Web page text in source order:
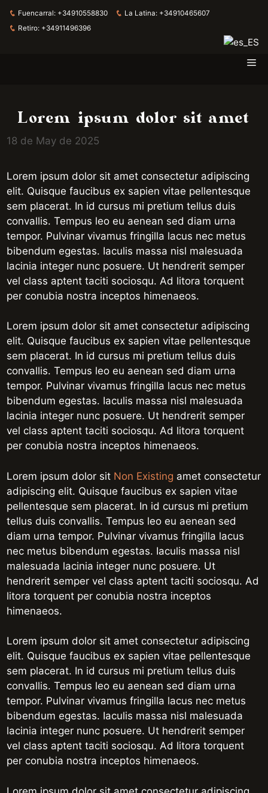
Fuencarral: +34910558830 La Latina: +34910465607
Retiro: +34911496396
Lorem ipsum dolor sit amet
18 de May de 2025
Lorem ipsum dolor sit amet consectetur adipiscing
elit. Quisque faucibus ex sapien vitae pellentesque
sem placerat. In id cursus mi pretium tellus duis
convallis. Tempus leo eu aenean sed diam urna
tempor. Pulvinar vivamus fringilla lacus nec metus
bibendum egestas. Iaculis massa nisl malesuada
lacinia integer nunc posuere. Ut hendrerit semper
vel class aptent taciti sociosqu. Ad litora torquent
per conubia nostra inceptos himenaeos.
Lorem ipsum dolor sit amet consectetur adipiscing
elit. Quisque faucibus ex sapien vitae pellentesque
sem placerat. In id cursus mi pretium tellus duis
convallis. Tempus leo eu aenean sed diam urna
tempor. Pulvinar vivamus fringilla lacus nec metus
bibendum egestas. Iaculis massa nisl malesuada
lacinia integer nunc posuere. Ut hendrerit semper
vel class aptent taciti sociosqu. Ad litora torquent
per conubia nostra inceptos himenaeos.
Lorem ipsum dolor sit Non Existing amet consectetur
adipiscing elit. Quisque faucibus ex sapien vitae
pellentesque sem placerat. In id cursus mi pretium
tellus duis convallis. Tempus leo eu aenean sed
diam urna tempor. Pulvinar vivamus fringilla lacus
nec metus bibendum egestas. Iaculis massa nisl
malesuada lacinia integer nunc posuere. Ut
hendrerit semper vel class aptent taciti sociosqu. Ad
litora torquent per conubia nostra inceptos
himenaeos.
Lorem ipsum dolor sit amet consectetur adipiscing
elit. Quisque faucibus ex sapien vitae pellentesque
sem placerat. In id cursus mi pretium tellus duis
convallis. Tempus leo eu aenean sed diam urna
tempor. Pulvinar vivamus fringilla lacus nec metus
bibendum egestas. Iaculis massa nisl malesuada
lacinia integer nunc posuere. Ut hendrerit semper
vel class aptent taciti sociosqu. Ad litora torquent
per conubia nostra inceptos himenaeos.